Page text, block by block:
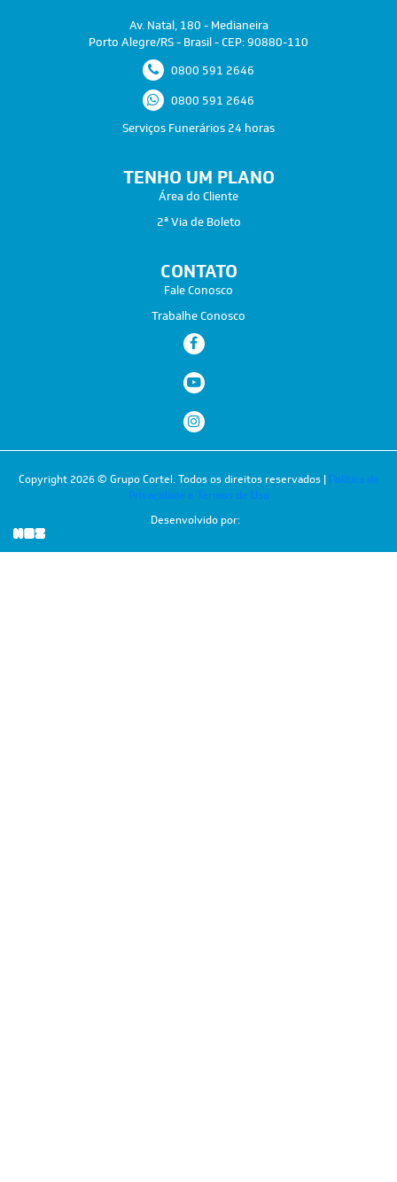
Av. Natal, 180 - Medianeira
Porto Alegre/RS - Brasil - CEP: 90880-110
0800 591 2646
0800 591 2646
Serviços Funerários 24 horas
TENHO UM PLANO
Área do Cliente
2ª Via de Boleto
CONTATO
Fale Conosco
Trabalhe Conosco
Copyright 2026 © Grupo Cortel. Todos os direitos reservados | Política de
Privacidade e Termos de Uso
Desenvolvido por: